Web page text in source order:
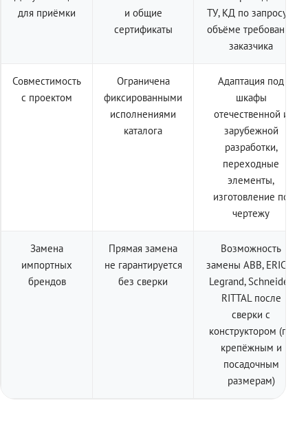
для приёмки
и общие
сертификаты
ТУ, КД по запросу в
объёме требований
заказчика
Совместимость
с проектом
Ограничена
фиксированными
исполнениями
каталога
Адаптация под
шкафы
отечественной и
зарубежной
разработки,
переходные
элементы,
изготовление по
чертежу
Замена
импортных
брендов
Прямая замена
не гарантируется
без сверки
Возможность
замены ABB, ERICO,
Legrand, Schneider,
RITTAL после
сверки с
конструктором (по
крепёжным и
посадочным
размерам)